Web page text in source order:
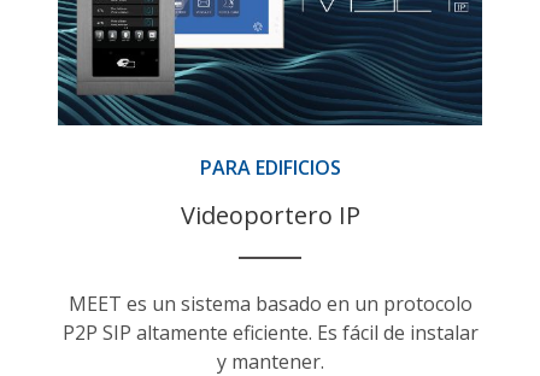
PARA EDIFICIOS
Videoportero IP
MEET es un sistema basado en un protocolo
P2P SIP altamente eficiente. Es fácil de instalar
y mantener.